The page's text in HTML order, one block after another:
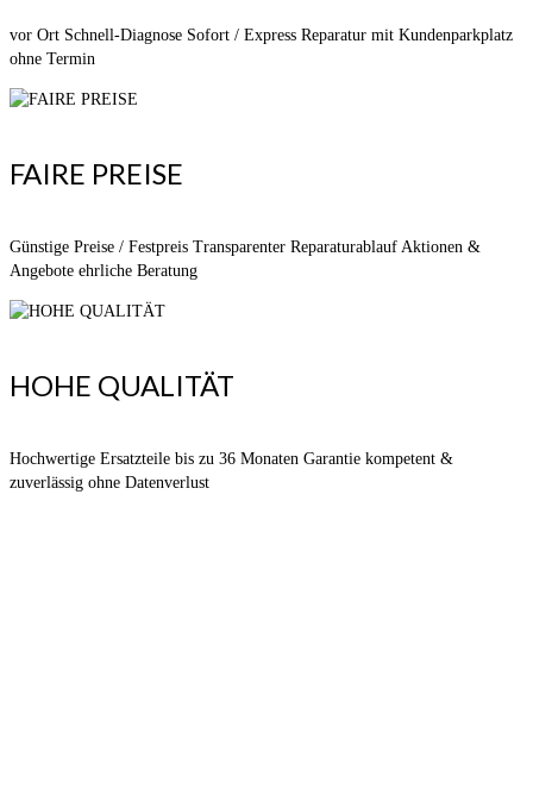
vor Ort Schnell-Diagnose Sofort / Express Reparatur mit Kundenparkplatz
ohne Termin
FAIRE PREISE
Günstige Preise / Festpreis Transparenter Reparaturablauf Aktionen &
Angebote ehrliche Beratung
HOHE QUALITÄT
Hochwertige Ersatzteile bis zu 36 Monaten Garantie kompetent &
zuverlässig ohne Datenverlust